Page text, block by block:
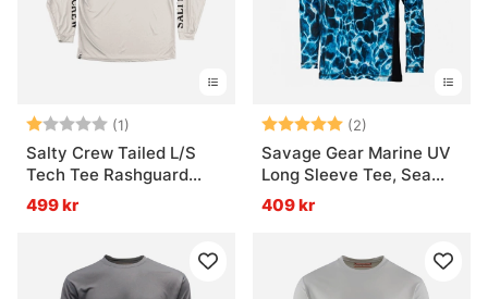
Betyg: (1)
1.0 utav 5 stjärnor
Salty Crew Tailed L/S
Tech Tee Rashguard
White
499 kr
Betyg: (2)
Savage Gear Marine UV
Long Sleeve Tee, Sea
Blue
409 kr